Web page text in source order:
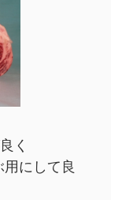
く
にして良